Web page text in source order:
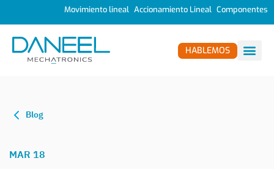
Movimiento lineal Accionamiento Lineal Componentes
HABLEMOS
Blog
MAR 18